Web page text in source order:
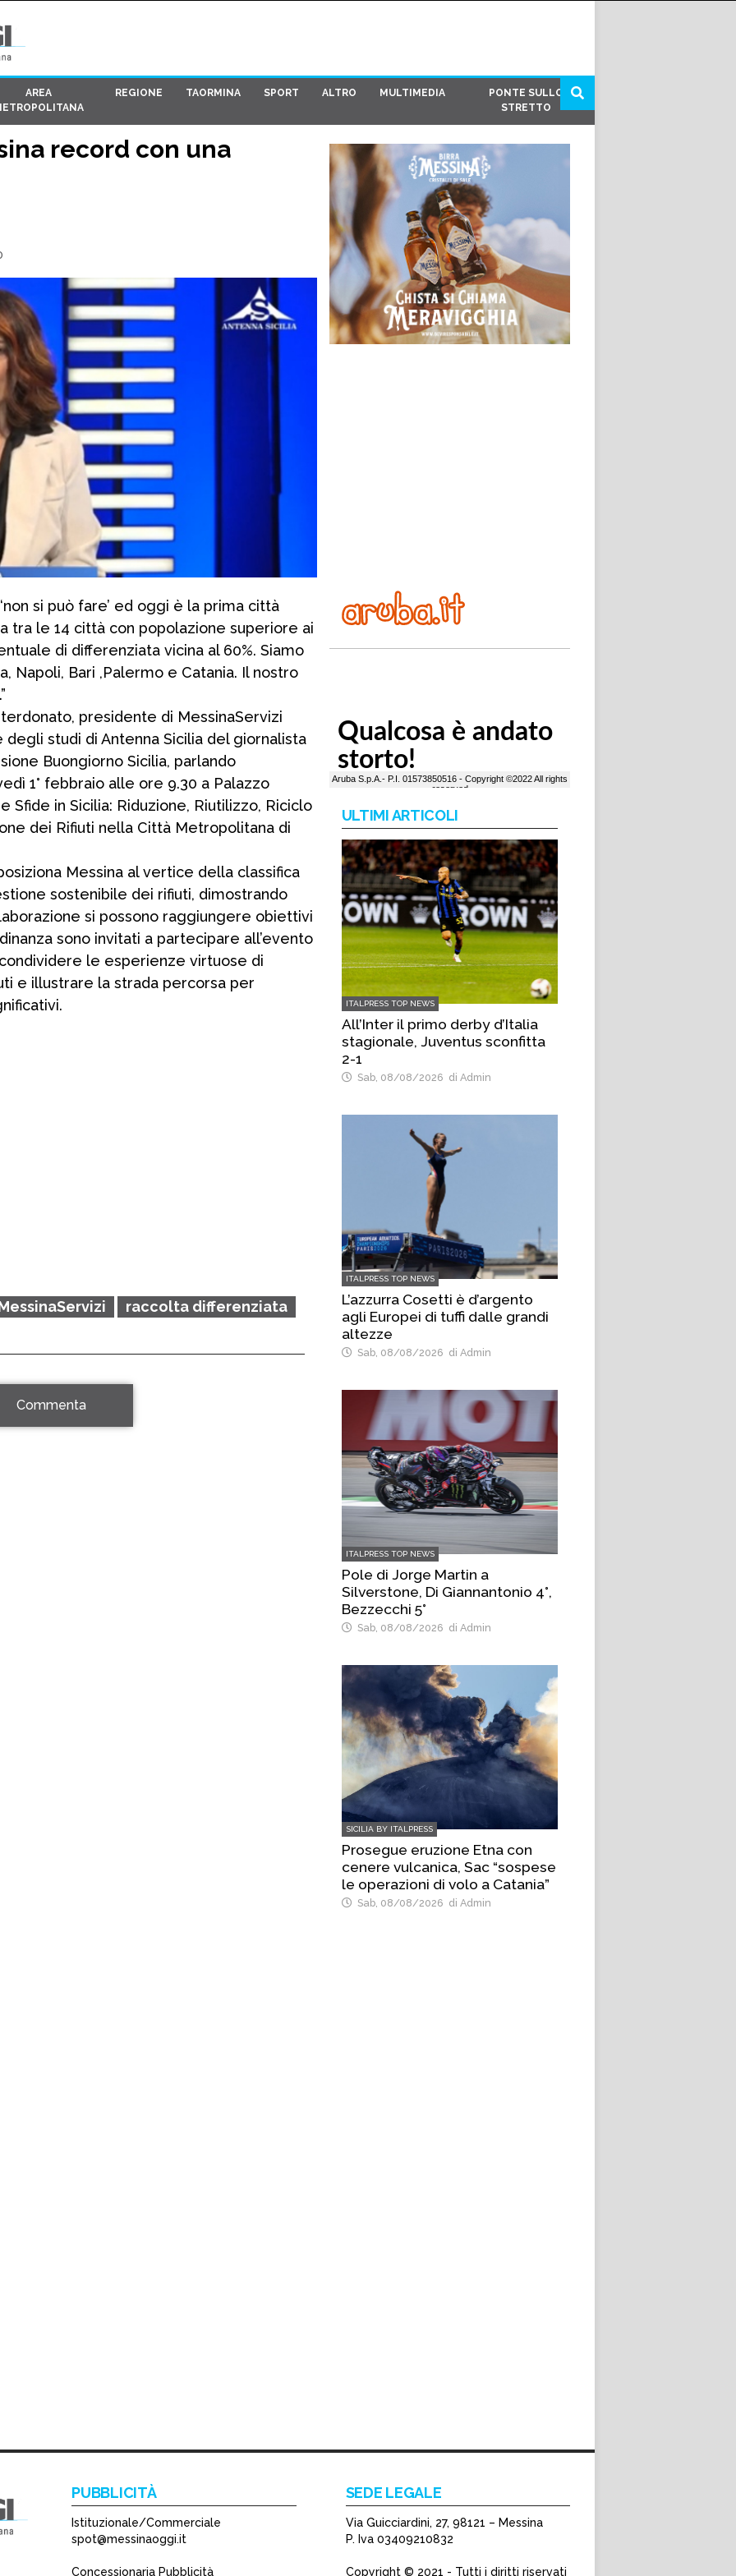
AREA
REGIONE TAORMINA SPORT ALTRO MULTIMEDIA
PONTE SULLO
STRETTO
record con una
si può fare’ ed oggi è la prima città
tra le 14 città con popolazione superiore ai
di differenziata vicina al 60%. Siamo
Napoli, Bari ,Palermo e Catania. Il nostro
presidente di MessinaServizi
studi di Antenna Sicilia del giornalista
Buongiorno Sicilia, parlando
1° febbraio alle ore 9.30 a Palazzo
Sfide in Sicilia: Riduzione, Riutilizzo, Riciclo
dei Rifiuti nella Città Metropolitana di
Messina al vertice della classifica
sostenibile dei rifiuti, dimostrando
si possono raggiungere obiettivi
sono invitati a partecipare all’evento
le esperienze virtuose di
e illustrare la strada percorsa per
raccolta differenziata
Commenta
ULTIMI ARTICOLI
ITALPRESS TOP NEWS
All’Inter il primo derby d’Italia
stagionale, Juventus sconfitta
2-1
Sab, 08/08/2026 di Admin
ITALPRESS TOP NEWS
L’azzurra Cosetti è d’argento
agli Europei di tuffi dalle grandi
altezze
Sab, 08/08/2026 di Admin
ITALPRESS TOP NEWS
Pole di Jorge Martin a
Silverstone, Di Giannantonio 4°,
Bezzecchi 5°
Sab, 08/08/2026 di Admin
SICILIA BY ITALPRESS
Prosegue eruzione Etna con
cenere vulcanica, Sac “sospese
le operazioni di volo a Catania”
Sab, 08/08/2026 di Admin
PUBBLICITÀ
Istituzionale/Commerciale
spot@messinaoggi.it
Concessionaria Pubblicità
SEDE LEGALE
Via Guicciardini, 27, 98121 – Messina
P. Iva 03409210832
Copyright © 2021 - Tutti i diritti riservati